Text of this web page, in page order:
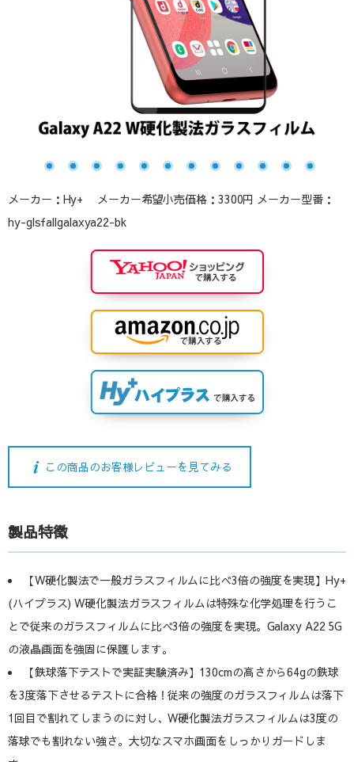
メーカー：Hy+ メーカー希望小売価格：3300円 メーカー型番：
hy-glsfallgalaxya22-bk
この商品のお客様レビューを見てみる
製品特徴
【W硬化製法で一般ガラスフィルムに比べ3倍の強度を実現】Hy+
(ハイプラス) W硬化製法ガラスフィルムは特殊な化学処理を行うこ
とで従来のガラスフィルムに比べ3倍の強度を実現。Galaxy A22 5G
の液晶画面を強固に保護します。
【鉄球落下テストで実証実験済み】130cmの高さから64gの鉄球
を3度落下させるテストに合格！従来の強度のガラスフィルムは落下
1回目で割れてしまうのに対し、W硬化製法ガラスフィルムは3度の
落球でも割れない強さ。大切なスマホ画面をしっかりガードしま